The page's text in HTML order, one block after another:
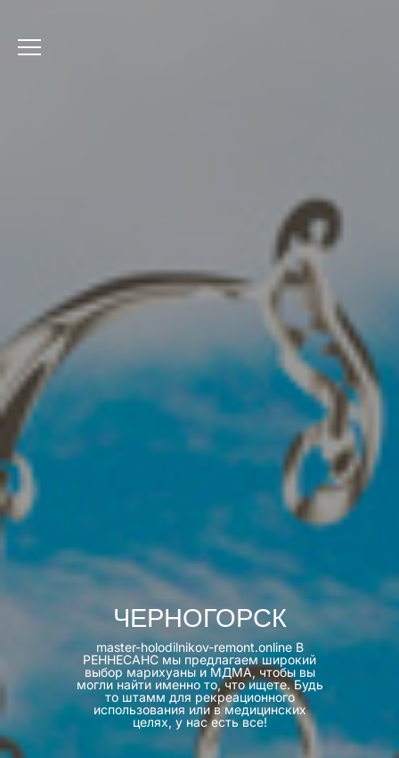
ЧЕРНОГОРСК
master-holodilnikov-remont.online В
РЕННЕСАНС мы предлагаем широкий
выбор марихуаны и МДМА, чтобы вы
могли найти именно то, что ищете. Будь
то штамм для рекреационного
использования или в медицинских
целях, у нас есть все!